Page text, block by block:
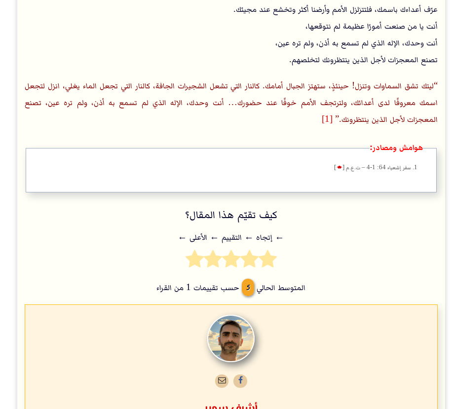
عرّف أعداءك باسمك، فلتتزلزل الأمم وأرضنا أكثر وتخشع عند مجيئك.
أنت يا من صنعت أمورًا عظيمة لم نتوقعها،
أنت وحدك، الإله الذي لم تسمع به أذن، ولم تره عين،
تصنع المعجزات لأجل الذين ينتظرونك لتخلصهم.
ليتك تشق السماوات وتنزل! حينئذٍ، ستهتز الجبال أمامك. كالنار التي تشعل الشجيرات الجافة، كالنار التي تجعل الماء يغلي، انزل لتجعل
اسمك معروفًا لدى أعدائك، ولترتجف الأمم خوفًا عند حضورك… أنت وحدك، الإله الذي لم تسمع به أذن، ولم تره عين، تصنع
المعجزات لأجل الذين ينتظرونك.
[1]
هوامش ومصادر:
سفر إشعياء 64: 1-4 – ت.ع.م [
🡁
]
كيف تقيّم هذا المقال؟
← إتجاه ← التقييم ← اﻷعلى ←
المتوسط الحالي 5 حسب تقييمات 1 من القراء